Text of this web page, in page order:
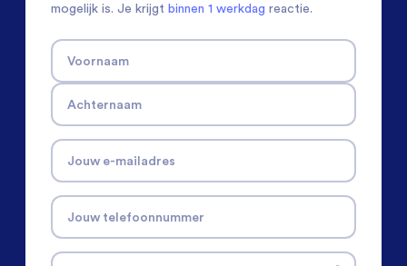
mogelijk is. Je krijgt binnen 1 werkdag reactie.
Voornaam
Achternaam
Jouw e-mailadres
Jouw telefoonnummer